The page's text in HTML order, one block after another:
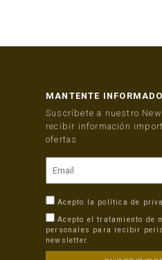
MANTENTE INFORMADO
Suscríbete a nuestro
recibir información
ofertas
Acepto la política de
Acepto el tratamiento de
personales para recibir
newsletter.